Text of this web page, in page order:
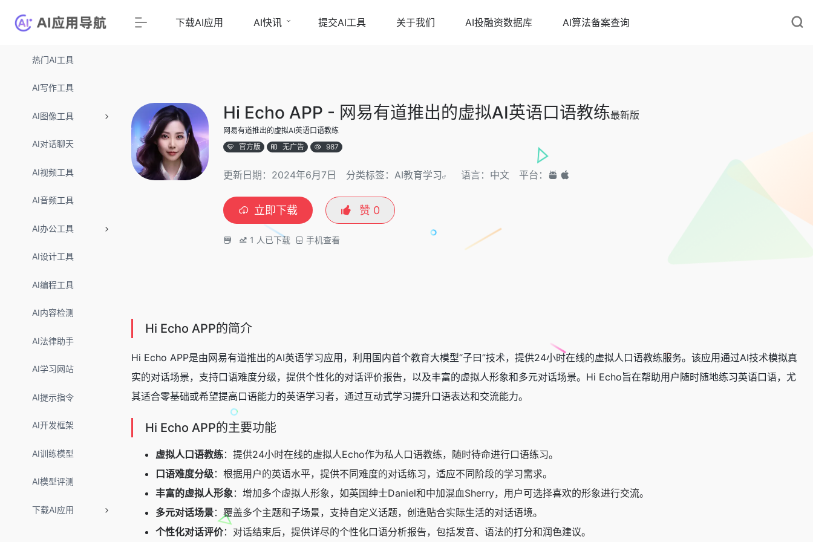
热门AI工具
AI写作工具
AI图像工具
AI对话聊天
AI视频工具
AI音频工具
AI办公工具
AI设计工具
AI编程工具
AI内容检测
AI法律助手
AI学习网站
AI提示指令
AI开发框架
AI训练模型
AI模型评测
下载AI应用
下载AI应用 AI快讯 提交AI工具 关于我们 AI投融资数据库 AI算法备案查询
Hi Echo APP - 网易有道推出的虚拟AI英语口语教练最新版
网易有道推出的虚拟AI英语口语教练
官方版
无广告 987
更新日期：2024年6月7日 分类标签： AI教育学习 语言：中文 平台：
立即下载 赞 0
1 人已下载 手机查看
Hi Echo APP的简介
Hi Echo APP是由网易有道推出的AI英语学习应用，利用国内首个教育大模型“子曰”技术，提供24小时在线的虚拟人口语教练服务。该应用通过AI技术模拟真
实的对话场景，支持口语难度分级，提供个性化的对话评价报告，以及丰富的虚拟人形象和多元对话场景。Hi Echo旨在帮助用户随时随地练习英语口语，尤
其适合零基础或希望提高口语能力的英语学习者，通过互动式学习提升口语表达和交流能力。
Hi Echo APP的主要功能
虚拟人口语教练：提供24小时在线的虚拟人Echo作为私人口语教练，随时待命进行口语练习。
口语难度分级：根据用户的英语水平，提供不同难度的对话练习，适应不同阶段的学习需求。
丰富的虚拟人形象：增加多个虚拟人形象，如英国绅士Daniel和中加混血Sherry，用户可选择喜欢的形象进行交流。
多元对话场景：覆盖多个主题和子场景，支持自定义话题，创造贴合实际生活的对话语境。
个性化对话评价：对话结束后，提供详尽的个性化口语分析报告，包括发音、语法的打分和润色建议。